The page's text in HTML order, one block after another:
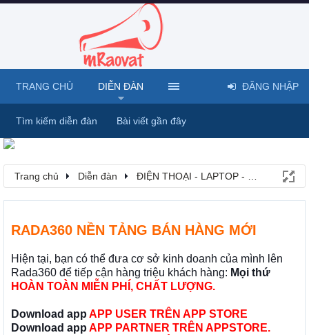
Trang chủ Diễn đàn ĐIỆN THOẠI - LAPTOP - MÁY TÍNH
RADA360 NỀN TẢNG BÁN HÀNG MỚI
Hiện tại, bạn có thể đưa cơ sở kinh doanh của mình lên
Rada360 để tiếp cận hàng triệu khách hàng: Mọi thứ
HOÀN TOÀN MIỄN PHÍ, CHẤT LƯỢNG.
Download app APP USER TRÊN APP STORE
Download app APP PARTNER TRÊN APPSTORE.
TRANG CHỦ DIỄN ĐÀN
Tìm kiếm diễn đàn Bài viết gần đây
ĐĂNG NHẬP